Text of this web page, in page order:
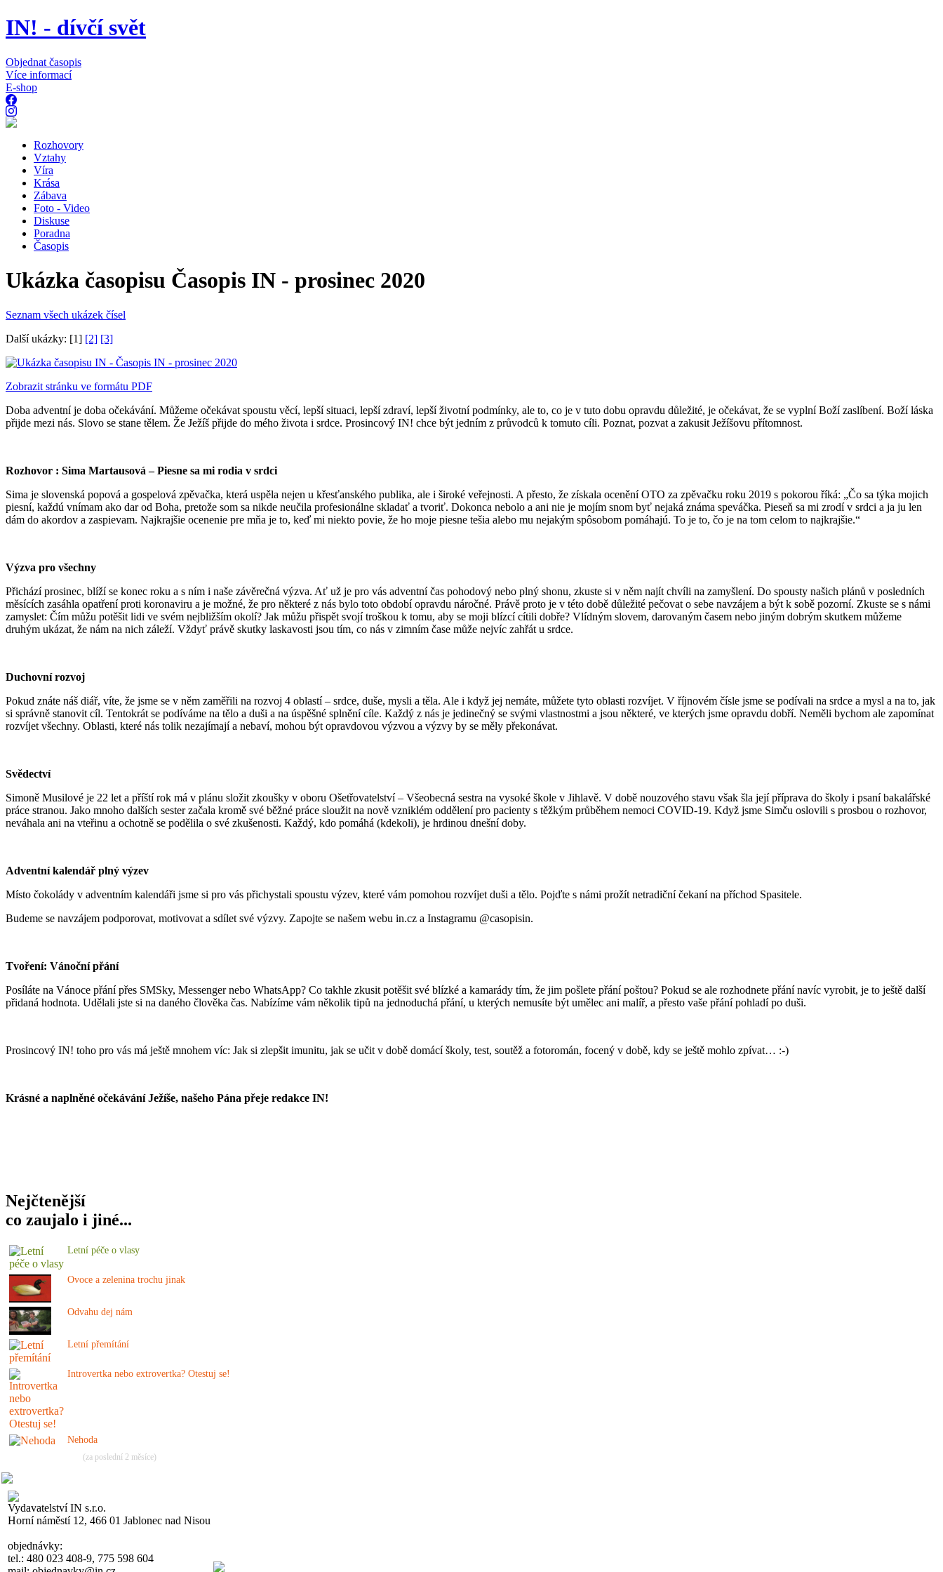
IN! - dívčí svět
Objednat časopis
Více informací
E-shop
Rozhovory
Vztahy
Víra
Krása
Zábava
Foto - Video
Diskuse
Poradna
Časopis
Ukázka časopisu Časopis IN - prosinec 2020
Seznam všech ukázek čísel
Další ukázky: [1] [2] [3]
Zobrazit stránku ve formátu PDF
Doba adventní je doba očekávání. Můžeme očekávat spoustu věcí, lepší situaci, lepší zdraví, lepší životní podmínky, ale to, co je v tuto dobu opravdu důležité, je očekávat, že se vyplní Boží zaslíbení. Boží láska
přijde mezi nás. Slovo se stane tělem. Že Ježíš přijde do mého života i srdce. Prosincový IN! chce být jedním z průvodců k tomuto cíli. Poznat, pozvat a zakusit Ježíšovu přítomnost.
Rozhovor : Sima Martausová – Piesne sa mi rodia v srdci
Sima je slovenská popová a gospelová zpěvačka, která uspěla nejen u křesťanského publika, ale i široké veřejnosti. A přesto, že získala ocenění OTO za zpěvačku roku 2019 s pokorou říká: „Čo sa týka mojich
piesní, každú vnímam ako dar od Boha, pretože som sa nikde neučila profesionálne skladať a tvoriť. Dokonca nebolo a ani nie je mojím snom byť nejaká známa speváčka. Pieseň sa mi zrodí v srdci a ja ju len
dám do akordov a zaspievam. Najkrajšie ocenenie pre mňa je to, keď mi niekto povie, že ho moje piesne tešia alebo mu nejakým spôsobom pomáhajú. To je to, čo je na tom celom to najkrajšie.“
Výzva pro všechny
Přichází prosinec, blíží se konec roku a s ním i naše závěrečná výzva. Ať už je pro vás adventní čas pohodový nebo plný shonu, zkuste si v něm najít chvíli na zamyšlení. Do spousty našich plánů v posledních
měsících zasáhla opatření proti koronaviru a je možné, že pro některé z nás bylo toto období opravdu náročné. Právě proto je v této době důležité pečovat o sebe navzájem a být k sobě pozorní. Zkuste se s námi
zamyslet: Čím můžu potěšit lidi ve svém nejbližším okolí? Jak můžu přispět svojí troškou k tomu, aby se moji blízcí cítili dobře? Vlídným slovem, darovaným časem nebo jiným dobrým skutkem můžeme
druhým ukázat, že nám na nich záleží. Vždyť právě skutky laskavosti jsou tím, co nás v zimním čase může nejvíc zahřát u srdce.
Duchovní rozvoj
Pokud znáte náš diář, víte, že jsme se v něm zaměřili na rozvoj 4 oblastí – srdce, duše, mysli a těla. Ale i když jej nemáte, můžete tyto oblasti rozvíjet. V říjnovém čísle jsme se podívali na srdce a mysl a na to, jak
si správně stanovit cíl. Tentokrát se podíváme na tělo a duši a na úspěšné splnění cíle. Každý z nás je jedinečný se svými vlastnostmi a jsou některé, ve kterých jsme opravdu dobří. Neměli bychom ale zapomínat
rozvíjet všechny. Oblasti, které nás tolik nezajímají a nebaví, mohou být opravdovou výzvou a výzvy by se měly překonávat.
Svědectví
Simoně Musilové je 22 let a příští rok má v plánu složit zkoušky v oboru Ošetřovatelství – Všeobecná sestra na vysoké škole v Jihlavě. V době nouzového stavu však šla její příprava do školy i psaní bakalářské
práce stranou. Jako mnoho dalších sester začala kromě své běžné práce sloužit na nově vzniklém oddělení pro pacienty s těžkým průběhem nemoci COVID‑19. Když jsme Simču oslovili s prosbou o rozhovor,
neváhala ani na vteřinu a ochotně se podělila o své zkušenosti. Každý, kdo pomáhá (kdekoli), je hrdinou dnešní doby.
Adventní kalendář plný výzev
Místo čokolády v adventním kalendáři jsme si pro vás přichystali spoustu výzev, které vám pomohou rozvíjet duši a tělo. Pojďte s námi prožít netradiční čekaní na příchod Spasitele.
Budeme se navzájem podporovat, motivovat a sdílet své výzvy. Zapojte se našem webu in.cz a Instagramu @casopisin.
Tvoření: Vánoční přání
Posíláte na Vánoce přání přes SMSky, Messenger nebo WhatsApp? Co takhle zkusit potěšit své blízké a kamarády tím, že jim pošlete přání poštou? Pokud se ale rozhodnete přání navíc vyrobit, je to ještě další
přidaná hodnota. Udělali jste si na daného člověka čas. Nabízíme vám několik tipů na jednoduchá přání, u kterých nemusíte být umělec ani malíř, a přesto vaše přání pohladí po duši.
Prosincový IN! toho pro vás má ještě mnohem víc: Jak si zlepšit imunitu, jak se učit v době domácí školy, test, soutěž a fotoromán, focený v době, kdy se ještě mohlo zpívat… :-)
Krásné a naplněné očekávání Ježíše, našeho Pána přeje redakce IN!
Nejčtenější
co zaujalo i jiné...
Letní péče o vlasy
Ovoce a zelenina trochu jinak
Odvahu dej nám
Letní přemítání
Introvertka nebo extrovertka? Otestuj se!
Nehoda
(za poslední 2 měsíce)
Vydavatelství IN s.r.o.
Horní náměstí 12, 466 01 Jablonec nad Nisou
objednávky:
tel.: 480 023 408-9, 775 598 604